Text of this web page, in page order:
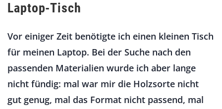
Laptop-Tisch
Vor einiger Zeit benötigte ich einen kleinen Tisch
für meinen Laptop. Bei der Suche nach den
passenden Materialien wurde ich aber lange
nicht fündig: mal war mir die Holzsorte nicht
gut genug, mal das Format nicht passend, mal